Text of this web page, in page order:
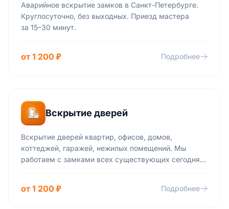
Аварийное вскрытие замков в Санкт-Петербурге.
Круглосуточно, без выходных. Приезд мастера
за 15–30 минут.
от 1 200 ₽ Подробнее
Вскрытие дверей
Вскрытие дверей квартир, офисов, домов,
коттеджей, гаражей, нежилых помещений. Мы
работаем с замками всех существующих сегодня
от 1 200 ₽ Подробнее